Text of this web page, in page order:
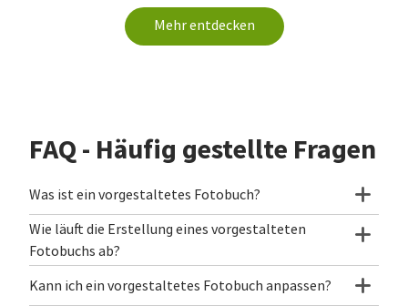
Mehr entdecken
FAQ - Häufig gestellte Fragen
Was ist ein vorgestaltetes Fotobuch?
Wie läuft die Erstellung eines vorgestalteten
Fotobuchs ab?
Kann ich ein vorgestaltetes Fotobuch anpassen?